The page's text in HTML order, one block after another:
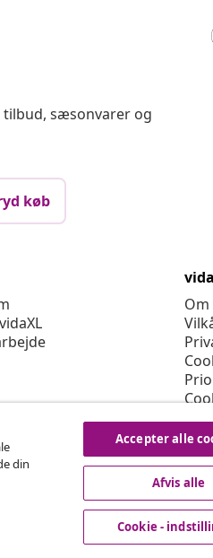
tilbud, sæsonvarer og
køb
Om
din
Accepter alle
Afvis alle
Cookie -